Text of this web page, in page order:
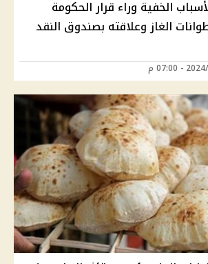
الخفية وراء قرار الحكومة
الغاز وعلاقته بصندوق النقد